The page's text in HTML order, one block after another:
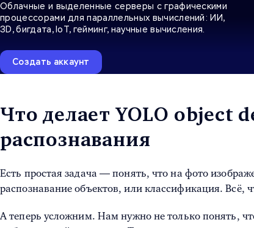
Облачные и выделенные серверы с графическими
процессорами для параллельных вычислений: ИИ,
3D, бигдата, IoT, гейминг, научные вычисления.
Создать аккаунт
Что делает YOLO object
распознавания
Есть простая задача — понять, что на фото
распознавание объектов, или классификация. Всё,
А теперь усложним. Нам нужно не только понять,